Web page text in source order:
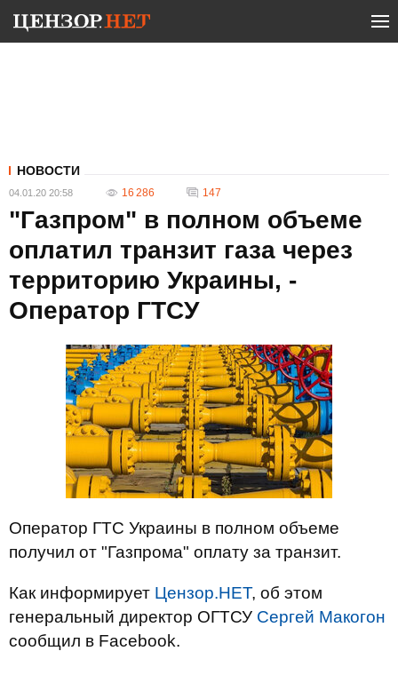
НОВОСТИ
04.01.20 20:58 16 286 147
"Газпром" в полном объеме
оплатил транзит газа через
территорию Украины, -
Оператор ГТСУ
Оператор ГТС Украины в полном объеме
получил от "Газпрома" оплату за транзит.
Как информирует Цензор.НЕТ, об этом
генеральный директор ОГТСУ Сергей Макогон
сообщил в Facebook.